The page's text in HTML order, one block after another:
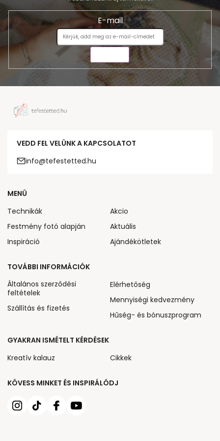
E-mail
VEDD FEL VELÜNK A KAPCSOLATOT
info@tefestetted.hu
KÖVESS MINKET ÉS INSPIRÁLÓDJ
MENÜ
Technikák
Festmény fotó alapján
Inspiráció
Akcio
Aktuális
Ajándékötletek
TOVÁBBI INFORMÁCIÓK
Általános szerződési
feltételek
Szállítás és fizetés
Elérhetőség
Mennyiségi kedvezmény
Hűség- és bónuszprogram
GYAKRAN ISMÉTELT KÉRDÉSEK
Kreatív kalauz
Cikkek